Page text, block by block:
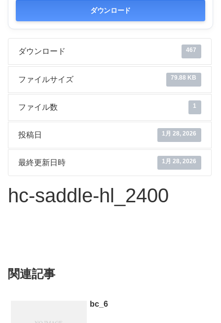
ダウンロード
ダウンロード 467
ファイルサイズ 79.88 KB
ファイル数 1
投稿日 1月 28, 2026
最終更新日時 1月 28, 2026
hc-saddle-hl_2400
関連記事
bc_6